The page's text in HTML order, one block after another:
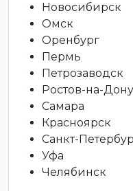
Новосибирск
Омск
Оренбург
Пермь
Петрозаводск
Ростов-на-Дону
Самара
Красноярск
Санкт-
Уфа
Челябинск